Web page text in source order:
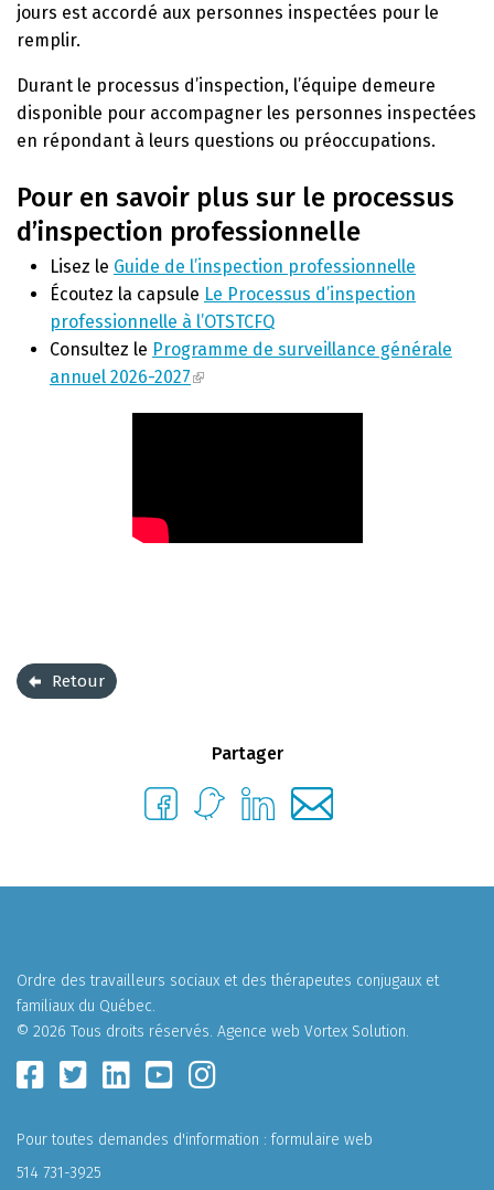
jours est accordé aux personnes inspectées pour le
remplir.
Durant le processus d’inspection, l’équipe demeure
disponible pour accompagner les personnes inspectées
en répondant à leurs questions ou préoccupations.
Pour en savoir plus sur le processus
d’inspection professionnelle
Lisez le Guide de l’inspection professionnelle
Écoutez la capsule Le Processus d’inspection
professionnelle à l’OTSTCFQ
Consultez le Programme de surveillance générale
annuel 2026-2027
Retour
Partager
Ordre des travailleurs sociaux et des thérapeutes conjugaux et
familiaux du Québec.
© 2026 Tous droits réservés. Agence web Vortex Solution.
Pour toutes demandes d'information :formulaire web
514 731-3925